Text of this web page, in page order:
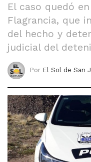
El caso quedó
Flagrancia, que
del hecho y
judicial del
Por El Sol de San